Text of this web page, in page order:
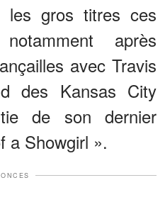
gros titres ces
après
avec Travis
des Kansas City
de son dernier
a Showgirl ».